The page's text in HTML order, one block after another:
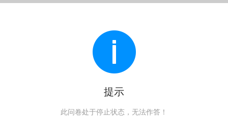
提示
此问卷处于停止状态，无法作答！